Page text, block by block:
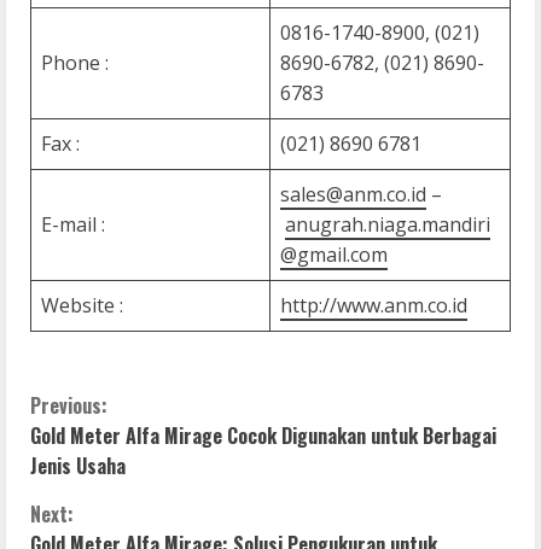
Phone :
0816-1740-8900, (021)
8690-6782, (021) 8690-
6783
Fax :
(021) 8690 6781
E-mail :
sales@anm.co.id –
anugrah.niaga.mandiri
@gmail.com
Website :
http://www.anm.co.id
C
o
n
Previous:
Gold Meter Alfa Mirage Cocok Digunakan untuk Berbagai
Jenis Usaha
Next: